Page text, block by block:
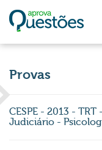
Provas
CESPE - 2013 - TRT
Judiciário -